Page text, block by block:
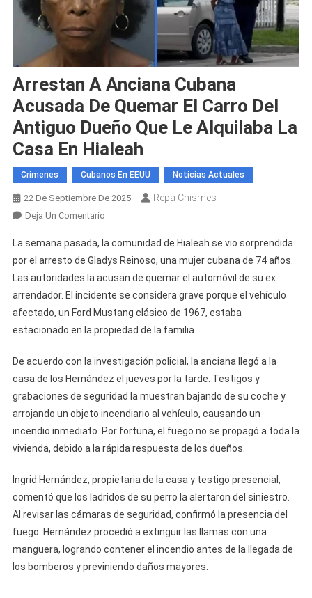
Arrestan A Anciana Cubana
Acusada De Quemar El Carro Del
Antiguo Dueño Que Le Alquilaba La
Casa En Hialeah
Crimenes Cubanos En EEUU Notícias Actuales
22 De Septiembre De 2025 Repa Chismes
Deja Un ComentarioEn
A
Anciana
Cubana
Acusada
De
Quemar
Carro
Del
Antiguo
Dueño
Alquilaba
Casa
En
Hialeah
La semana pasada, la comunidad de Hialeah se vio sorprendida
por el arresto de Gladys Reinoso, una mujer cubana de 74 años.
Las autoridades la acusan de quemar el automóvil de su ex
arrendador. El incidente se considera grave porque el vehículo
afectado, un Ford Mustang clásico de 1967, estaba
estacionado en la propiedad de la familia.
De acuerdo con la investigación policial, la anciana llegó a la
casa de los Hernández el jueves por la tarde. Testigos y
grabaciones de seguridad la muestran bajando de su coche y
arrojando un objeto incendiario al vehículo, causando un
incendio inmediato. Por fortuna, el fuego no se propagó a toda la
vivienda, debido a la rápida respuesta de los dueños.
Ingrid Hernández, propietaria de la casa y testigo presencial,
comentó que los ladridos de su perro la alertaron del siniestro.
Al revisar las cámaras de seguridad, confirmó la presencia del
fuego. Hernández procedió a extinguir las llamas con una
manguera, logrando contener el incendio antes de la llegada de
los bomberos y previniendo daños mayores.